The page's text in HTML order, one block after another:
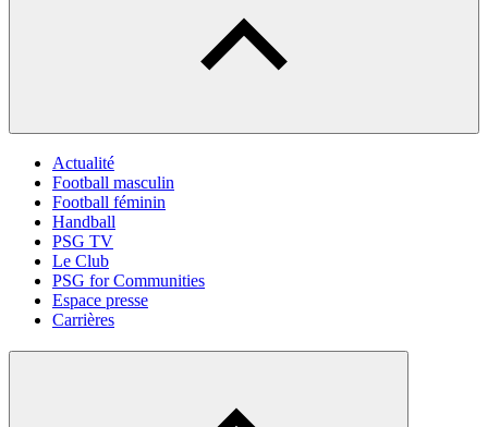
Actualité
Football masculin
Football féminin
Handball
PSG TV
Le Club
PSG for Communities
Espace presse
Carrières